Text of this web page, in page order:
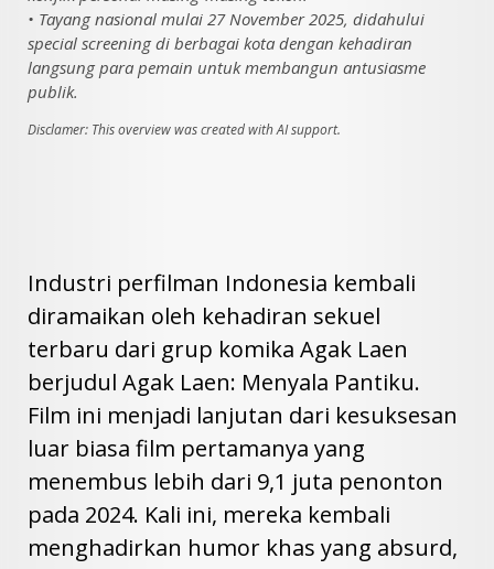
• Tayang nasional mulai 27 November 2025, didahului
special screening di berbagai kota dengan kehadiran
langsung para pemain untuk membangun antusiasme
publik.
Disclamer: This overview was created with AI support.
Industri perfilman Indonesia kembali
diramaikan oleh kehadiran sekuel
terbaru dari grup komika Agak Laen
berjudul Agak Laen: Menyala Pantiku.
Film ini menjadi lanjutan dari kesuksesan
luar biasa film pertamanya yang
menembus lebih dari 9,1 juta penonton
pada 2024. Kali ini, mereka kembali
menghadirkan humor khas yang absurd,